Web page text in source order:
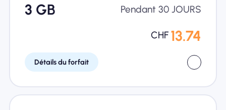
3 GB Pendant 30 JOURS
CHF 13.74
Détails du forfait